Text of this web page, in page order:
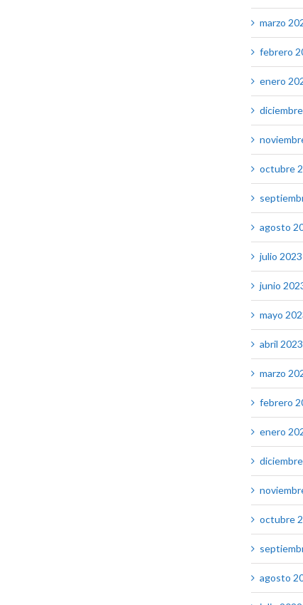
marzo
febrero
enero
octubre
agosto
julio 2023
junio
mayo
abril 2023
marzo
febrero
enero
octubre
agosto